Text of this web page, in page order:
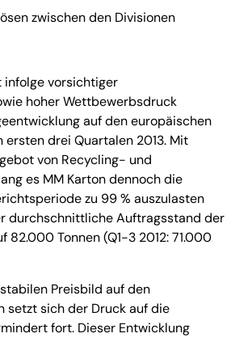
zwischen den Divisionen
vorsichtiger
hoher Wettbewerbsdruck
auf den europäischen
ersten drei Quartalen 2013. Mit
von Recycling- und
es MM Karton dennoch die
zu 99 % auszulasten
durchschnittliche Auftragsstand der
82.000 Tonnen (Q1-3 2012: 71.000
Preisbild auf den
setzt sich der Druck auf die
fort. Dieser Entwicklung